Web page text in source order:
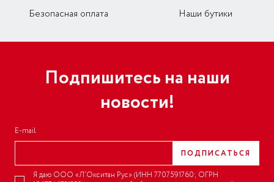
Безопасная оплата Наши бутики
Подпишитесь на наши
новости!
E-mail
ПОДПИСАТЬСЯ
Я даю ООО «Л’Окситан Рус» (ИНН 7707591760; ОГРН